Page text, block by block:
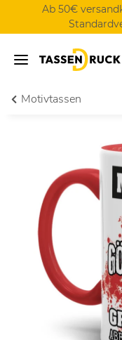
Ab 50€
Motivtassen